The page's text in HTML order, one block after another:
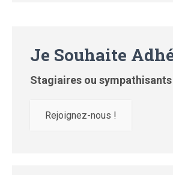
Je Souhaite
Stagiaires ou sympathisants
Rejoignez-nous !